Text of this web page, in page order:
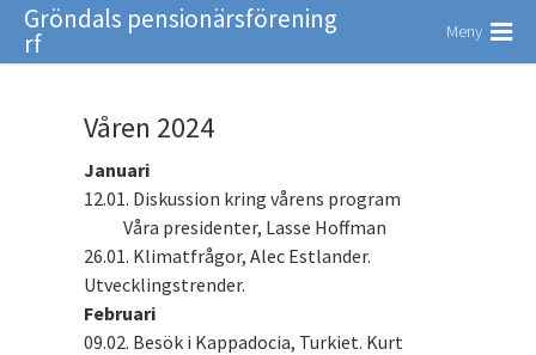
Gröndals pensionärsförening
rf Meny
Våren 2024
Januari
12.01. Diskussion kring vårens program
Våra presidenter, Lasse Hoffman
26.01. Klimatfrågor, Alec Estlander.
Utvecklingstrender.​​​​​​
Februari
09.02. Besök i Kappadocia, Turkiet. Kurt